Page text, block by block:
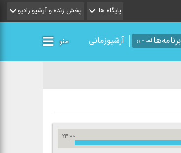
پایگاه ها پخش زنده و آرشیو رادیو
برنامه‌ها الف - ی آرشیوزمانی منو
۲۳:۰۰